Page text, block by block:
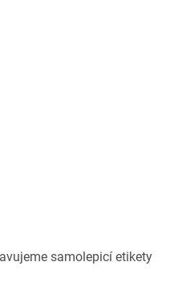
samolepicí etikety